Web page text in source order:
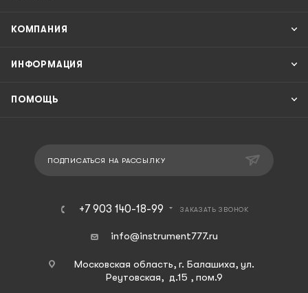
КОМПАНИЯ
ИНФОРМАЦИЯ
ПОМОЩЬ
ПОДПИСАТЬСЯ НА РАССЫЛКУ
+7 903 140-18-99 ЗАКАЗАТЬ ЗВОНОК
info@instrument777.ru
Московская область, г. Балашиха, ул.
Реутовская, д.15 , пом.9